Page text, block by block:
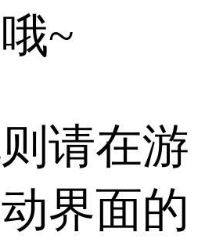
~
请在游
界面的